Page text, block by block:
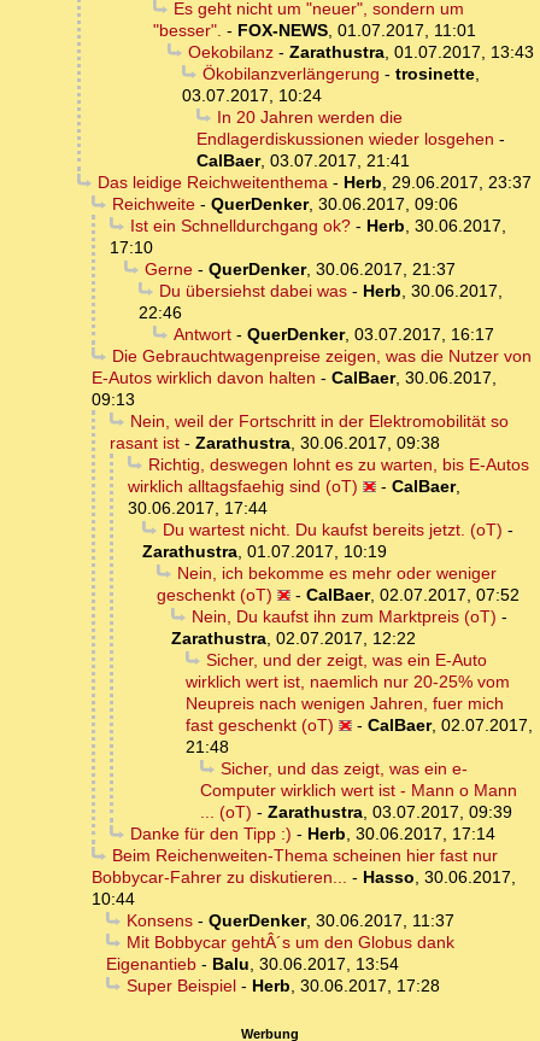
Es geht nicht um "neuer", sondern um
"besser". - FOX-NEWS, 01.07.2017, 11:01
Oekobilanz- Zarathustra, 01.07.2017, 13:43
Ökobilanzverlängerung - trosinette,
03.07.2017, 10:24
In 20 Jahren werden die
Endlagerdiskussionen wieder losgehen -
CalBaer, 03.07.2017, 21:41
Das leidige Reichweitenthema- Herb, 29.06.2017, 23:37
Reichweite- QuerDenker, 30.06.2017, 09:06
Ist ein Schnelldurchgang ok?- Herb, 30.06.2017,
17:10
Gerne- QuerDenker, 30.06.2017, 21:37
Du übersiehst dabei was- Herb, 30.06.2017,
22:46
Antwort- QuerDenker, 03.07.2017, 16:17
Die Gebrauchtwagenpreise zeigen, was die Nutzer von
E-Autos wirklich davon halten - CalBaer, 30.06.2017,
09:13
Nein, weil der Fortschritt in der Elektromobilität so
rasant ist - Zarathustra, 30.06.2017, 09:38
Richtig, deswegen lohnt es zu warten, bis E-Autos
wirklich alltagsfaehig sind (oT)
- CalBaer,
30.06.2017, 17:44
Du wartest nicht. Du kaufst bereits jetzt. (oT) -
Zarathustra, 01.07.2017, 10:19
Nein, ich bekomme es mehr oder weniger
geschenkt (oT)
- CalBaer, 02.07.2017, 07:52
Nein, Du kaufst ihn zum Marktpreis (oT) -
Zarathustra, 02.07.2017, 12:22
Sicher, und der zeigt, was ein E-Auto
wirklich wert ist, naemlich nur 20-25% vom
Neupreis nach wenigen Jahren, fuer mich
fast geschenkt (oT)
- CalBaer, 02.07.2017,
21:48
Sicher, und das zeigt, was ein e-
Computer wirklich wert ist - Mann o Mann
... (oT) - Zarathustra, 03.07.2017, 09:39
Danke für den Tipp :) - Herb, 30.06.2017, 17:14
Beim Reichenweiten-Thema scheinen hier fast nur
Bobbycar-Fahrer zu diskutieren... - Hasso, 30.06.2017,
10:44
Konsens- QuerDenker, 30.06.2017, 11:37
Mit Bobbycar gehtÂ´s um den Globus dank
Eigenantieb - Balu, 30.06.2017, 13:54
Super Beispiel- Herb, 30.06.2017, 17:28
Werbung